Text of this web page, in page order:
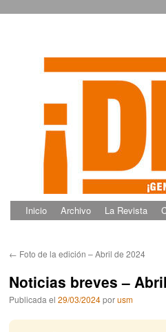
Saltar
Inicio Archivo La Revista
← Foto de la edición – Abril de 2024
Noticias breves –
Publicada el 29/03/2024porusm